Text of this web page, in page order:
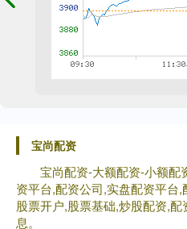
宝尚配资
宝尚配资-大额配资-小额配
资平台,配资公司,实盘配资平台
股票开户,股票基础,炒股配资,
息。